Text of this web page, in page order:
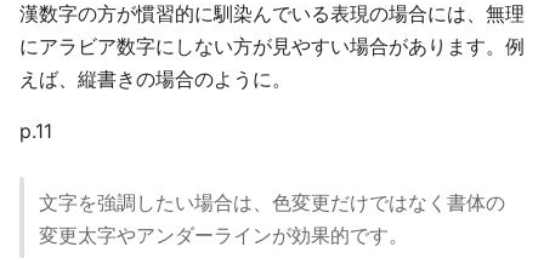
漢数字の方が慣習的に馴染んでいる表現の場合には、無理
にアラビア数字にしない方が見やすい場合があります。例
えば、縦書きの場合のように。
p.11
文字を強調したい場合は、色変更だけではなく書体の
変更太字やアンダーラインが効果的です。